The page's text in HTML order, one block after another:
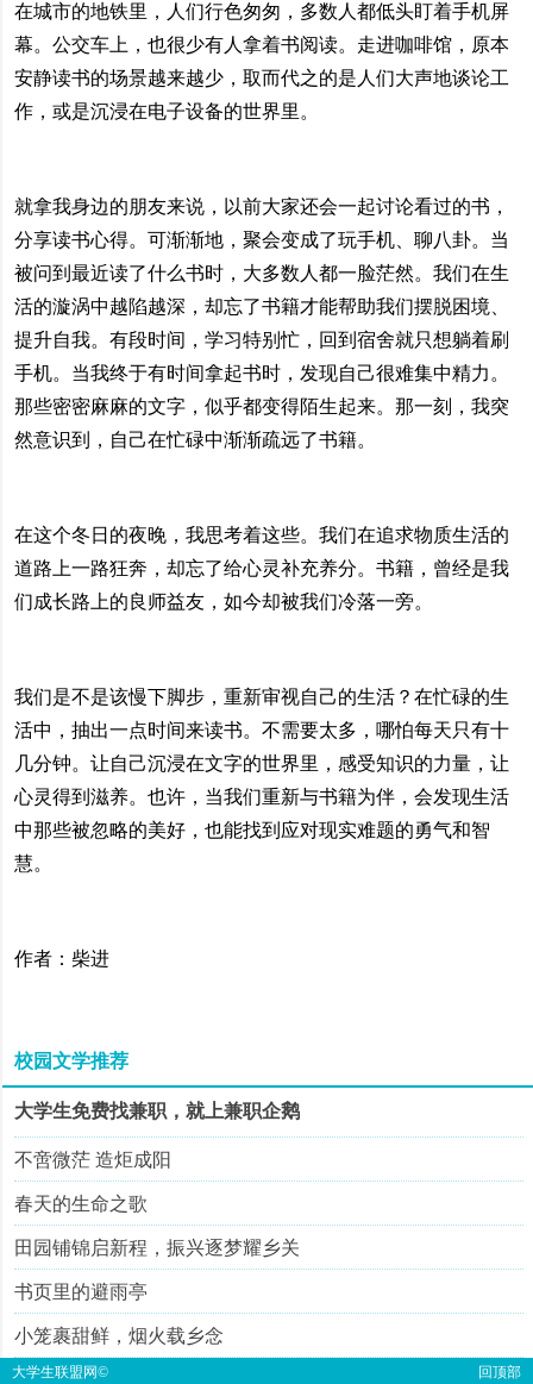
在城市的地铁里，人们行色匆匆，多数人都低头盯着手机屏
幕。公交车上，也很少有人拿着书阅读。走进咖啡馆，原本
安静读书的场景越来越少，取而代之的是人们大声地谈论工
作，或是沉浸在电子设备的世界里。
就拿我身边的朋友来说，以前大家还会一起讨论看过的书，
分享读书心得。可渐渐地，聚会变成了玩手机、聊八卦。当
被问到最近读了什么书时，大多数人都一脸茫然。我们在生
活的漩涡中越陷越深，却忘了书籍才能帮助我们摆脱困境、
提升自我。有段时间，学习特别忙，回到宿舍就只想躺着刷
手机。当我终于有时间拿起书时，发现自己很难集中精力。
那些密密麻麻的文字，似乎都变得陌生起来。那一刻，我突
然意识到，自己在忙碌中渐渐疏远了书籍。
在这个冬日的夜晚，我思考着这些。我们在追求物质生活的
道路上一路狂奔，却忘了给心灵补充养分。书籍，曾经是我
们成长路上的良师益友，如今却被我们冷落一旁。
我们是不是该慢下脚步，重新审视自己的生活？在忙碌的生
活中，抽出一点时间来读书。不需要太多，哪怕每天只有十
几分钟。让自己沉浸在文字的世界里，感受知识的力量，让
心灵得到滋养。也许，当我们重新与书籍为伴，会发现生活
中那些被忽略的美好，也能找到应对现实难题的勇气和智
慧。
作者：柴进
校园文学推荐
大学生免费找兼职，就上兼职企鹅
不啻微茫 造炬成阳
春天的生命之歌
田园铺锦启新程，振兴逐梦耀乡关
书页里的避雨亭
小笼裹甜鲜，烟火载乡念
回顶部
大学生联盟网©